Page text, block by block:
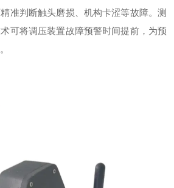
准判断触头磨损、机构卡涩等故障。 测
可将调压装置故障预警时间提前，为预